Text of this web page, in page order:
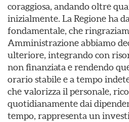
coraggiosa, andando oltre
inizialmente. La Regione ha
fondamentale, che
Amministrazione abbiamo
ulteriore, integrando con
non finanziata e rendendo
orario stabile e a tempo
che valorizza il personale,
quotidianamente dai
tempo, rappresenta un